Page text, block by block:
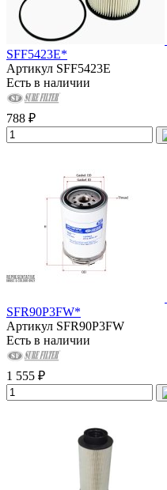
SFF5423E*
Артикул SFF5423E
Есть в наличии
788 ₽
SFR90P3FW*
Артикул SFR90P3FW
Есть в наличии
1 555 ₽